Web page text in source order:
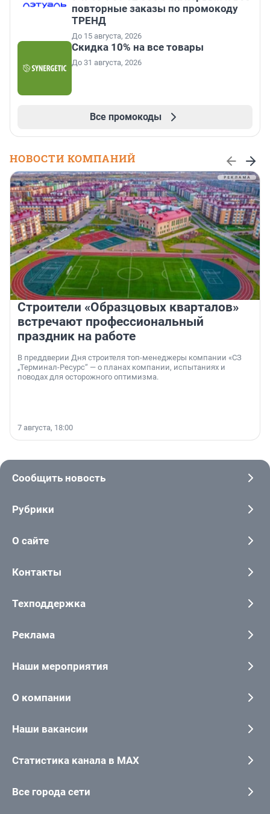
повторные заказы по промокоду
ТРЕНД
До 15 августа, 2026
Скидка 10% на все товары
До 31 августа, 2026
Все промокоды
НОВОСТИ КОМПАНИЙ
Строители «Образцовых кварталов»
встречают профессиональный
праздник на работе
В преддверии Дня строителя топ-менеджеры компании «СЗ
„Терминал-Ресурс“ — о планах компании, испытаниях и
поводах для осторожного оптимизма.
7 августа, 18:00
Сообщить новость
Рубрики
О сайте
Контакты
Техподдержка
Реклама
Наши мероприятия
О компании
Наши вакансии
Статистика канала в MAX
Все города сети